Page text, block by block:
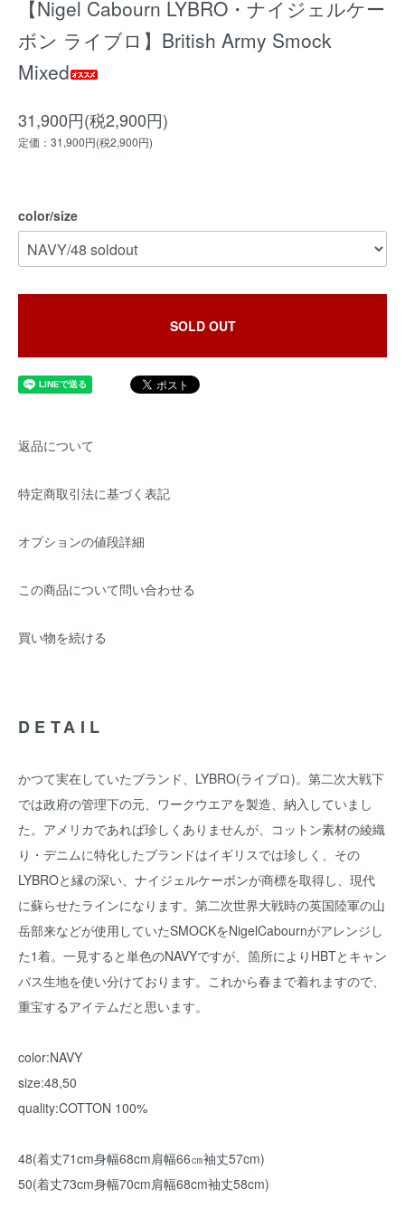
【Nigel Cabourn LYBRO・ナイジェルケー
ボン ライブロ】British Army Smock
Mixed
31,900円(税2,900円)
定価：31,900円(税2,900円)
color/size
SOLD OUT
返品について
特定商取引法に基づく表記
オプションの値段詳細
この商品について問い合わせる
買い物を続ける
DETAIL
かつて実在していたブランド、LYBRO(ライブロ)。第二次大戦下
では政府の管理下の元、ワークウエアを製造、納入していまし
た。アメリカであれば珍しくありませんが、コットン素材の綾織
り・デニムに特化したブランドはイギリスでは珍しく、その
LYBROと縁の深い、ナイジェルケーボンが商標を取得し、現代
に蘇らせたラインになります。第二次世界大戦時の英国陸軍の山
岳部来などが使用していたSMOCKをNigelCabournがアレンジし
た1着。一見すると単色のNAVYですが、箇所によりHBTとキャン
バス生地を使い分けております。これから春まで着れますので、
重宝するアイテムだと思います。
color:NAVY
size:48,50
quality:COTTON 100%
48(着丈71cm身幅68cm肩幅66㎝袖丈57cm)
50(着丈73cm身幅70cm肩幅68cm袖丈58cm)